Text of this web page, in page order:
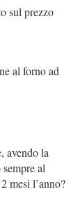
sul prezzo
al forno ad
avendo la
al
mesi l’anno?